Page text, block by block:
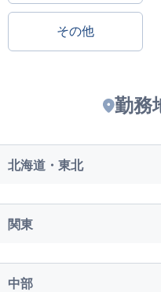
その他
勤務
北海道・東北
関東
中部